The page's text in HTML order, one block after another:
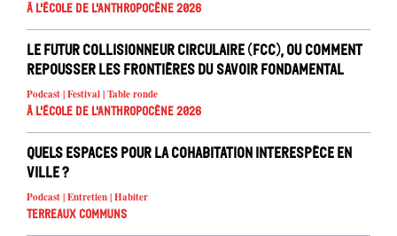
À l'école de l'Anthropocène 2026
Le Futur Collisionneur Circulaire (FCC), ou comment
repousser les frontières du savoir fondamental
Podcast | Festival | Table ronde
À l'école de l'Anthropocène 2026
Quels espaces pour la cohabitation interespèce en
ville ?
Podcast | Entretien | Habiter
Terreaux Communs